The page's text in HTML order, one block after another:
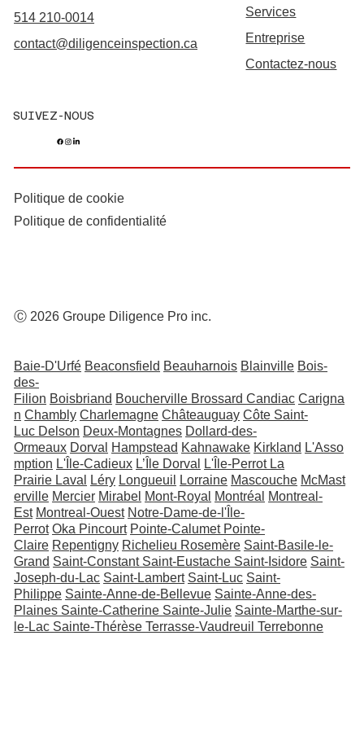
514 210-0014
contact@diligenceinspection.ca
Services
Entreprise
Contactez-nous
SUIVEZ-NOUS
Baie-D'Urfé Beaconsfield Beauharnois Blainville Bois-
des-
Filion Boisbriand Boucherville BrossardCandiac Carigna
n Chambly Charlemagne Châteauguay Côte Saint-
Luc Delson Deux-Montagnes Dollard-des-
Ormeaux Dorval Hampstead Kahnawake Kirkland L'Asso
mption L'Île-Cadieux L’Île Dorval L'Île-Perrot La
Prairie Laval Léry Longueuil Lorraine Mascouche McMast
erville Mercier Mirabel Mont-Royal Montréal
Montreal-
Est Montreal-Ouest Notre-Dame-de-l'Île-
Perrot Oka Pincourt Pointe-CalumetPointe-
Claire Repentigny Richelieu Rosemère Saint-Basile-le-
Grand Saint-ConstantSaint-Eustache Saint-Isidore Saint-
Joseph-du-Lac Saint-Lambert Saint-Luc Saint-
Philippe Sainte-Anne-de-Bellevue Sainte-Anne-des-
Plaines Sainte-Catherine Sainte-Julie Sainte-Marthe-sur-
le-Lac Sainte-ThérèseTerrasse-VaudreuilTerrebonne
Politique de cookie
Politique de confidentialité
Ⓒ 2026 Groupe Diligence Pro inc.